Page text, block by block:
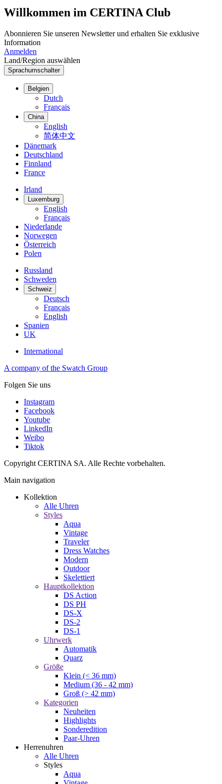
Willkommen im CERTINA Club
Abonnieren Sie unseren Newsletter und erhalten Sie exklusive
Information
Anmelden
Land/Region auswählen
Sprachumschalter
Belgien
Dutch
Français
China
English
简体中文
Dänemark
Deutschland
Finnland
France
Irland
Luxemburg
English
Français
Niederlande
Norwegen
Österreich
Polen
Russland
Schweden
Schweiz
Deutsch
Français
English
Spanien
UK
International
A company of the Swatch Group
Folgen Sie uns
Instagram
Facebook
Youtube
LinkedIn
Weibo
Tiktok
Copyright CERTINA SA. Alle Rechte vorbehalten.
Main navigation
Kollektion
Alle Uhren
Styles
Aqua
Vintage
Traveler
Dress Watches
Modern
Outdoor
Skelettiert
Hauptkollektion
DS Action
DS PH
DS-X
DS-2
DS-1
Uhrwerk
Automatik
Quarz
Größe
Klein (< 36 mm)
Medium (36 - 42 mm)
Groß (> 42 mm)
Kategorien
Neuheiten
Highlights
Sonderedition
Paar-Uhren
Herrenuhren
Alle Uhren
Styles
Aqua